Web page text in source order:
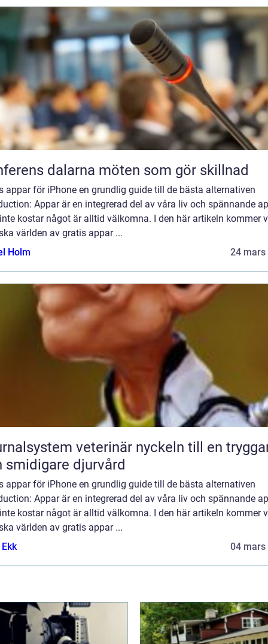
Konferens dalarna möten som gör skillnad
appar för iPhone en grundlig guide till de bästa alternativen
Appar är en integrerad del av våra liv och spännande
kostar något är alltid välkomna. I den här artikeln kommer
världen av gratis appar ...
Holm
24 mars
veterinär nyckeln till en tryggare
smidigare djurvård
appar för iPhone en grundlig guide till de bästa alternativen
Appar är en integrerad del av våra liv och spännande
kostar något är alltid välkomna. I den här artikeln kommer
världen av gratis appar ...
04 mars